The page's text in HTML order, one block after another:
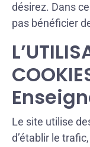
désirez. Dans
pas bénéficier
Le site utilise
d’établir le